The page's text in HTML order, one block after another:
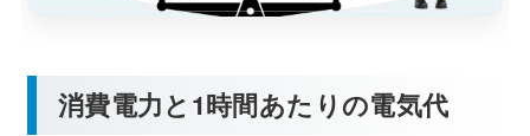
消費電力と1時間あたりの電気代